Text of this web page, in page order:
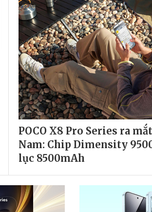
POCO X8 Pro Series ra
Nam: Chip Dimensity
lục 8500mAh